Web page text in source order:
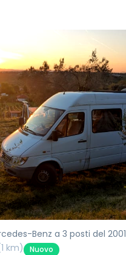
Benz a 3 posti del 2001
km) Nuovo